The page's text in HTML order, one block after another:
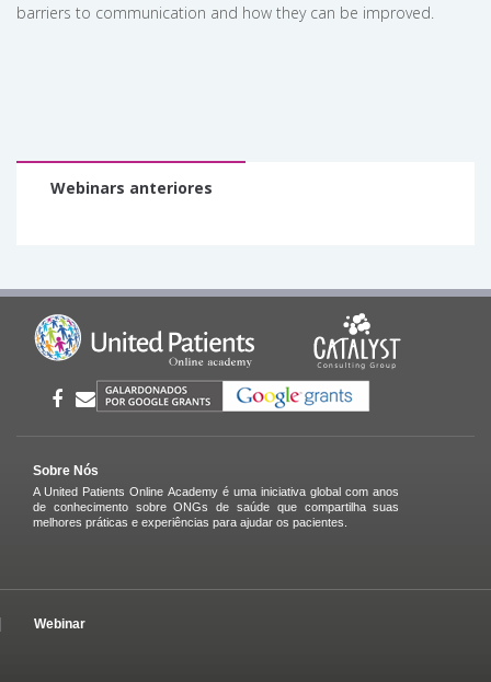
barriers to communication and how they can be improved.
Webinars anteriores
Sobre Nós
A United Patients Online Academy é uma iniciativa global com anos
de conhecimento sobre ONGs de saúde que compartilha suas
melhores práticas e experiências para ajudar os pacientes.
Webinar